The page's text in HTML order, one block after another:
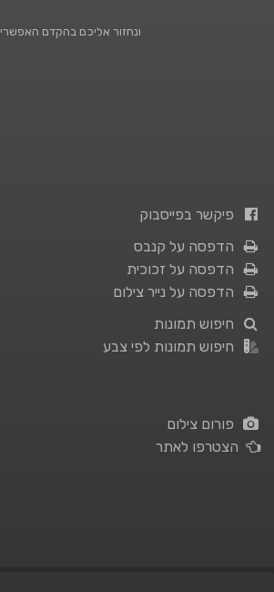
ונחזור אליכם בהקדם האפשרי
פיקשר בפייסבוק
הדפסה על קנבס
הדפסה על זכוכית
הדפסה על נייר צילום
חיפוש תמונות
חיפוש תמונות לפי צבע
פורום צילום
הצטרפו לאתר